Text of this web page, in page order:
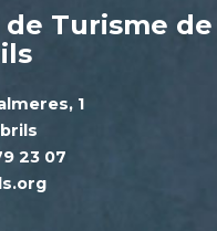
Turisme de
1
23 07